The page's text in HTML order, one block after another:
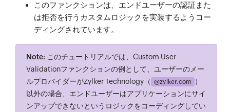
このファンクションは、エンドユーザーの認証また
は拒否を行うカスタムロジックを実装するようコー
ディングされています。
Note: このチュートリアルでは、Custom User
Validationファンクションの例として、ユーザーのメー
ルプロバイダーがZylker Technology（ @zylker.com
）
以外の場合、エンドユーザーはアプリケーションにサイ
ンアップできないというロジックをコーディングしてい